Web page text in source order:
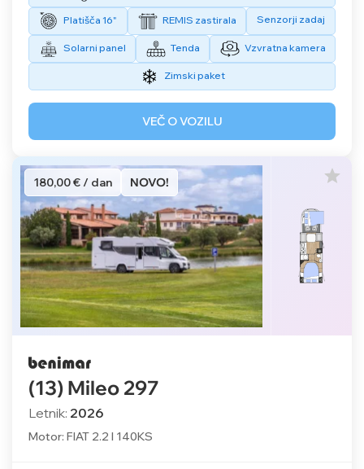
Platišča 16" REMIS zastirala Senzorji zadaj
Solarni panel Tenda Vzvratna kamera
Zimski paket
VEČ O VOZILU
180,00 € / dan NOVO!
(13) Mileo 297
Letnik: 2026
Motor: FIAT 2.2 l 140KS